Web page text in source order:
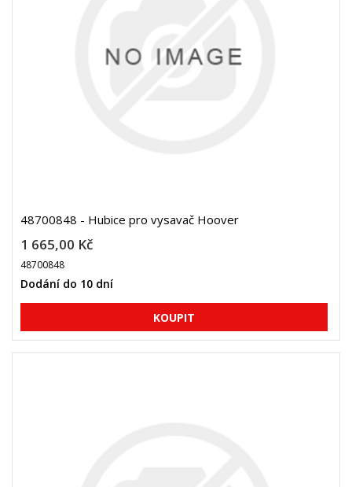
48700848 - Hubice pro vysavač Hoover
1 665,00 Kč
48700848
Dodání do 10 dní